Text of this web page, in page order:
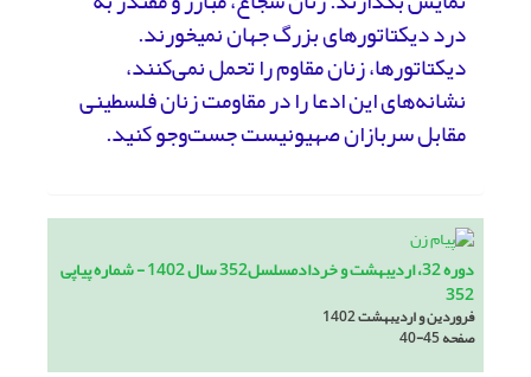
درد دیکتاتورهای بزرگ جهان نمی­خورند.
دیکتاتورها، زنان مقاوم را تحمل نمی‌کنند،
نشانه‌های این ادعا را در مقاومت زنان فلسطینی
مقابل سربازان صهیونیست جست‌وجو کنید.
دوره 32، اردیبهشت و خردادمسلسل352 سال 1402 - شماره پیاپی
352
فروردین و اردیبهشت 1402
صفحه40-45